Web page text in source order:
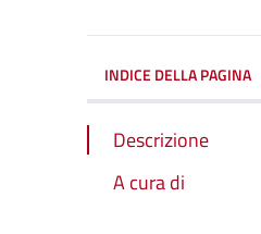
INDICE DELLA PAGINA
Descrizione
A cura di